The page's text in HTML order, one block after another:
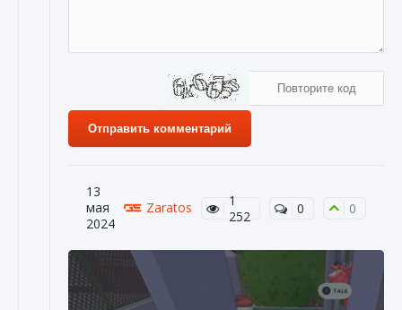
Отправить комментарий
13
мая
2024
Zaratos
1
252
0 0